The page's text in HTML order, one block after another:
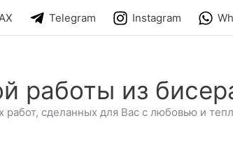
Telegram Instagram
работы из
сделанных для Вас с любовью и